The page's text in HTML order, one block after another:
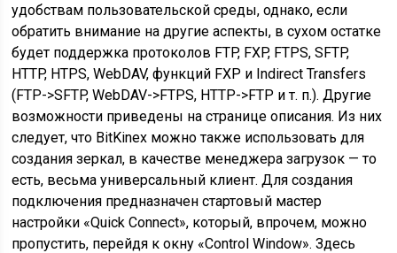
удобствам пользовательской среды, однако, если
обратить внимание на другие аспекты, в сухом остатке
будет поддержка протоколов FTP, FXP, FTPS, SFTP,
HTTP, HTPS, WebDAV, функций FXP и Indirect Transfers
(FTP->SFTP, WebDAV->FTPS, HTTP->FTP и т. п.). Другие
возможности приведены на странице описания. Из них
следует, что BitKinex можно также использовать для
создания зеркал, в качестве менеджера загрузок — то
есть, весьма универсальный клиент. Для создания
подключения предназначен стартовый мастер
настройки «Quick Connect», который, впрочем, можно
пропустить, перейдя к окну «Control Window». Здесь